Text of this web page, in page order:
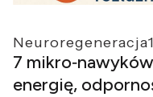
Neuroregeneracja
7
energię,